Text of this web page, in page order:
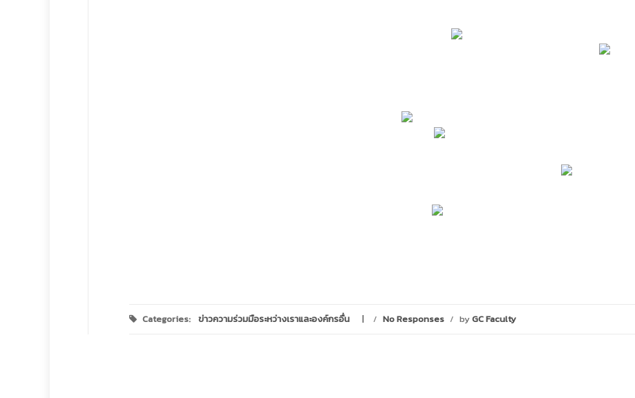
Categories: ข่าวความร่วมมือระหว่างเราและองค์กรอื่น / No Responses / byGC Faculty